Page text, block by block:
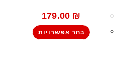
179.00 ₪
בחר אפשרויות